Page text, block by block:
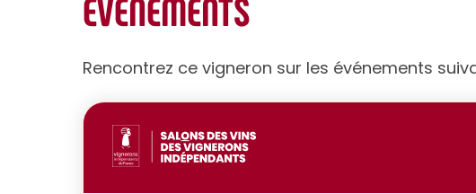
ÉVÉNEMENTS
Rencontrez ce vigneron sur les événements